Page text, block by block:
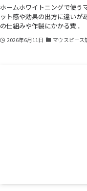
ホームホワイトニングで使う
ット感や効果の出方に違いが
の仕組みや作製にかかる費...
2026年6月11日 マウスピース